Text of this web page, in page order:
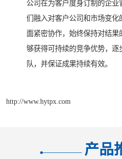
公司在为客户度身订制的企
们融入对客户公司和市场变
面紧密协作，始终保持对结
够获得可持续的竞争优势，逐
队，并保证成果持续有效。
http://www.hytpx.com
产品